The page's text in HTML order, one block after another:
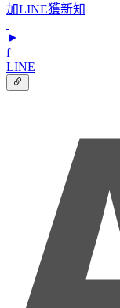
加LINE獲新知
f
LINE